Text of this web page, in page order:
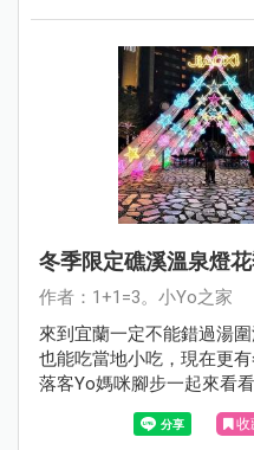
冬季限定礁溪溫泉燈
作者：1+1=3。小Yo之家
來到宜蘭一定不能錯過湯
也能吃當地小吃，現在更
落客Yo媽咪腳步一起來看看
收